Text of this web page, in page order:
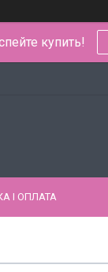
купить!
І ОПЛАТА